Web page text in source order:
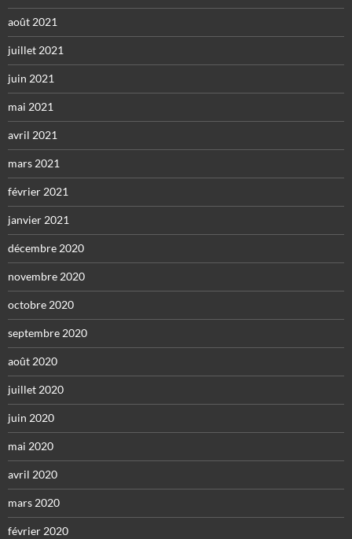
août 2021
juillet 2021
juin 2021
mai 2021
avril 2021
mars 2021
février 2021
janvier 2021
décembre 2020
novembre 2020
octobre 2020
septembre 2020
août 2020
juillet 2020
juin 2020
mai 2020
avril 2020
mars 2020
février 2020